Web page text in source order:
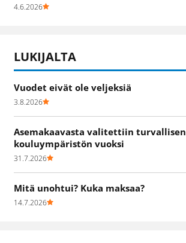
4.6.2026
LUKIJALTA
Vuodet eivät ole veljeksiä
3.8.2026
Asemakaavasta valitettiin turvallisen
kouluympäristön vuoksi
31.7.2026
Mitä unohtui? Kuka maksaa?
14.7.2026